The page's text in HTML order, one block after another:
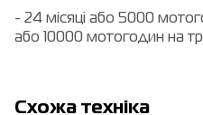
- 24 місяці або 5000
або 10000 мотогодин на
Cхожа техніка